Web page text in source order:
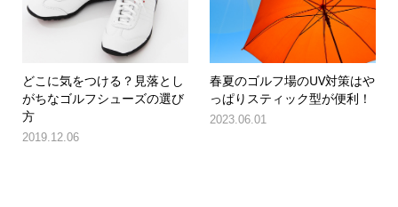
どこに気をつける？見落とし
がちなゴルフシューズの選び
方
2019.12.06
春夏のゴルフ場のUV対策はや
っぱりスティック型が便利！
2023.06.01